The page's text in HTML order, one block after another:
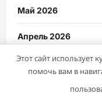
Май 2026
Апрель 2026
Март 2026
Октябрь 2024
Этот сайт использует
помочь вам в